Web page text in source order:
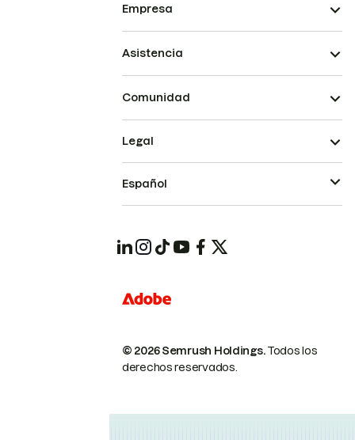
Empresa
Asistencia
Comunidad
© 2026 Semrush Holdings.Todos los
derechos reservados.
Legal
Español